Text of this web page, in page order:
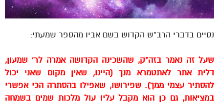
נסיים בדברי הרב"ש הקדוש בשם אביו מהספר שמעתי:
שעל זה נאמר בזה"ק, שהשכינה הקדושה אמרה לר' שמעון,
דלית אתר לאתטמרא מנך (היינו, שאין מקום שאני יכול
להסתיר עצמי ממך). שפירושו, שאפילו בהסתרה הכי אפשרי
במציאות, גם כן הוא מקבל עליו עול מלכות שמים בשמחה